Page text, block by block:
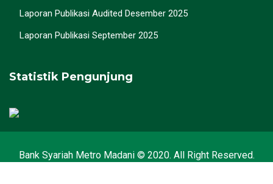
Laporan Publikasi Audited Desember 2025
Laporan Publikasi September 2025
Statistik Pengunjung
Bank Syariah Metro Madani © 2020. All Right Reserved.